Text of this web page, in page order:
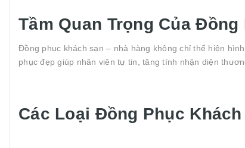
Tầm Quan Trọng Của
Đồng phục khách sạn – nhà hàng không chỉ thể hiện
phục đẹp giúp nhân viên tự tin, tăng tính nhận diện
Các Loại Đồng Phục